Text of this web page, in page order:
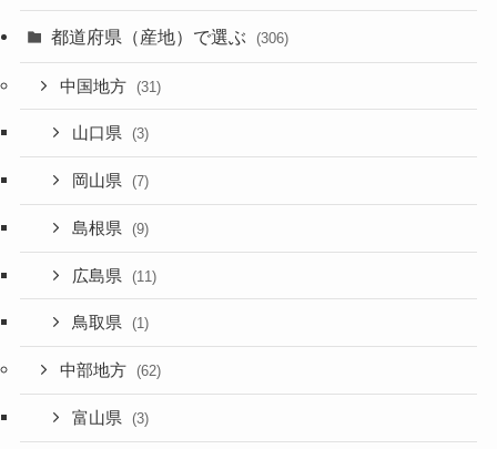
都道府県（産地）で選ぶ (306)
中国地方 (31)
山口県 (3)
岡山県 (7)
島根県 (9)
広島県 (11)
鳥取県 (1)
中部地方 (62)
富山県 (3)